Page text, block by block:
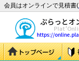
会員はオンラインで見積書(